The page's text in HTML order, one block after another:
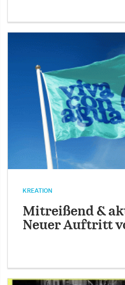
KREATION
Mitreißend &
Neuer Auftritt